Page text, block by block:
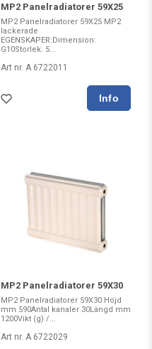
MP2 Panelradiatorer 59X25
MP2 Panelradiatorer 59X25 MP2
lackerade
EGENSKAPER:Dimension:
G10Storlek: 5...
Art nr. A 6722011
MP2 Panelradiatorer 59X30
MP2 Panelradiatorer 59X30 Höjd
mm 590Antal kanaler 30Längd mm
1200Vikt (g) /...
Art nr. A 6722029